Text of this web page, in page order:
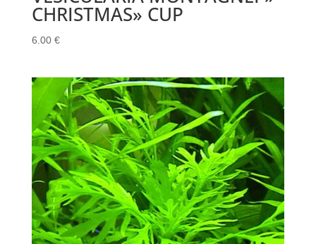
CHRISTMAS» CUP
6.00 €